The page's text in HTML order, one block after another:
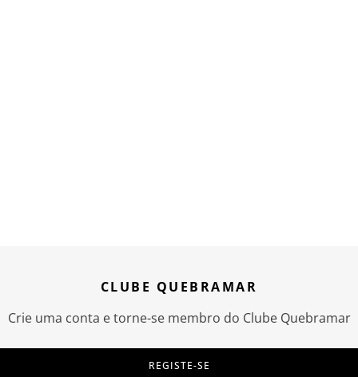
CLUBE QUEBRAMAR
Crie uma conta e torne-se membro do Clube Quebramar
REGISTE-SE